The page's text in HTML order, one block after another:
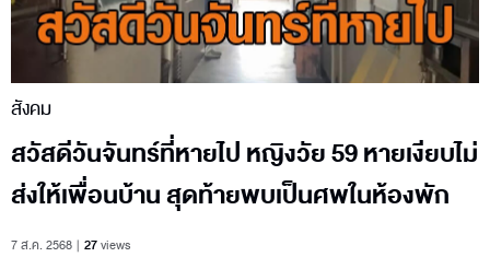
Video
สังคม
สวัสดีวันจันทร์ที่หายไป หญิงวัย 59 หายเงียบไม่
ส่งให้เพื่อนบ้าน สุดท้ายพบเป็นศพในห้องพัก
7 ส.ค. 2568 27views